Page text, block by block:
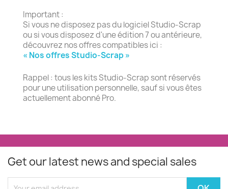
Important :
Si vous ne disposez pas du logiciel Studio-Scrap
ou si vous disposez d'une édition 7 ou antérieure,
découvrez nos offres compatibles ici :
« Nos offres Studio-Scrap »
Rappel : tous les kits Studio-Scrap sont réservés
pour une utilisation personnelle, sauf si vous êtes
actuellement abonné Pro.
Get our latest news and special sales